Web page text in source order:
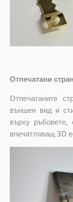
Отпечатани
Отпечатаните
външен вид и
върху ръбовете,
впечатляващ 3D